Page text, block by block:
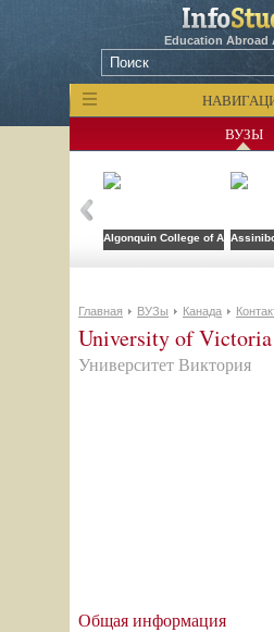
Education Abroad
ВУЗЫ
Algonquin College of Applied
Главная ВУЗы Канада
University of Victoria
Университет Виктория
Общая информация